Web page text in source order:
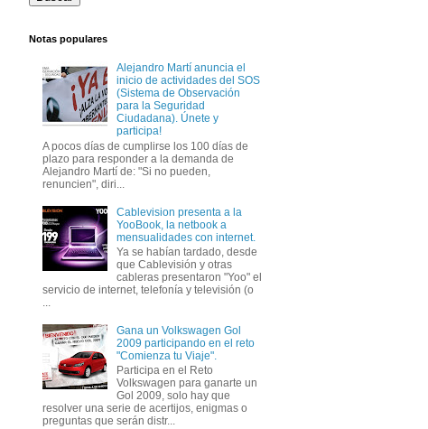
Notas populares
Alejandro Martí anuncia el
inicio de actividades del SOS
(Sistema de Observación
para la Seguridad
Ciudadana). Únete y
participa!
A pocos días de cumplirse los 100 días de
plazo para responder a la demanda de
Alejandro Martí de: "Si no pueden,
renuncien", diri...
Cablevision presenta a la
YooBook, la netbook a
mensualidades con internet.
Ya se habían tardado, desde
que Cablevisión y otras
cableras presentaron "Yoo" el
servicio de internet, telefonía y televisión (o
...
Gana un Volkswagen Gol
2009 participando en el reto
"Comienza tu Viaje".
Participa en el Reto
Volkswagen para ganarte un
Gol 2009, solo hay que
resolver una serie de acertijos, enigmas o
preguntas que serán distr...